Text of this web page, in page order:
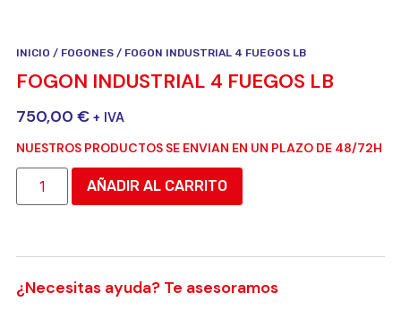
INICIO / FOGONES / FOGON INDUSTRIAL 4 FUEGOS LB
FOGON INDUSTRIAL 4 FUEGOS LB
750,00 € + IVA
NUESTROS PRODUCTOS SE ENVIAN EN UN PLAZO DE 48/72H
AÑADIR AL CARRITO
¿Necesitas ayuda? Te asesoramos